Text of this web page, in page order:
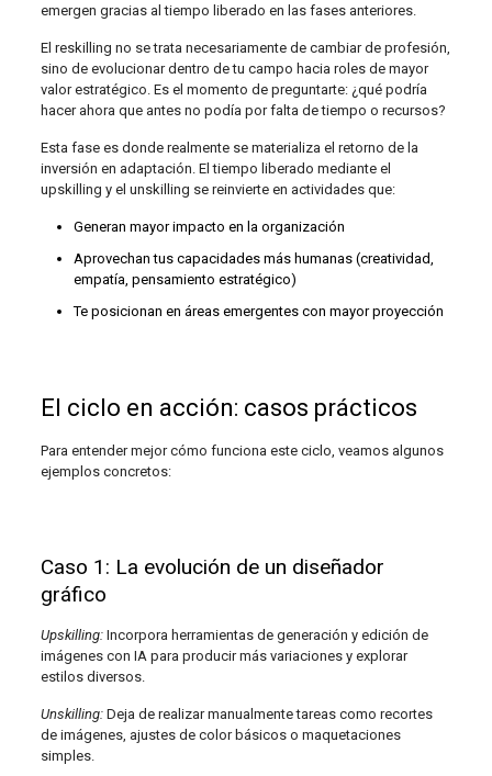
emergen gracias al tiempo liberado en las fases anteriores.
El reskilling no se trata necesariamente de cambiar de profesión,
sino de evolucionar dentro de tu campo hacia roles de mayor
valor estratégico. Es el momento de preguntarte: ¿qué podría
hacer ahora que antes no podía por falta de tiempo o recursos?
Esta fase es donde realmente se materializa el retorno de la
inversión en adaptación. El tiempo liberado mediante el
upskilling y el unskilling se reinvierte en actividades que:
Generan mayor impacto en la organización
Aprovechan tus capacidades más humanas (creatividad,
empatía, pensamiento estratégico)
Te posicionan en áreas emergentes con mayor proyección
El ciclo en acción: casos prácticos
Para entender mejor cómo funciona este ciclo, veamos algunos
ejemplos concretos:
Caso 1: La evolución de un diseñador
gráfico
Upskilling:Incorpora herramientas de generación y edición de
imágenes con IA para producir más variaciones y explorar
estilos diversos.
Unskilling:Deja de realizar manualmente tareas como recortes
de imágenes, ajustes de color básicos o maquetaciones
simples.